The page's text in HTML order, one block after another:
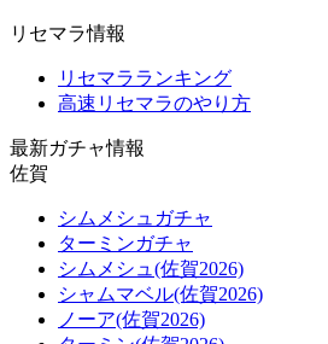
リセマラ情報
リセマラランキング
高速リセマラのやり方
最新ガチャ情報
佐賀
シムメシュガチャ
ターミンガチャ
シムメシュ(佐賀2026)
シャムマベル(佐賀2026)
ノーア(佐賀2026)